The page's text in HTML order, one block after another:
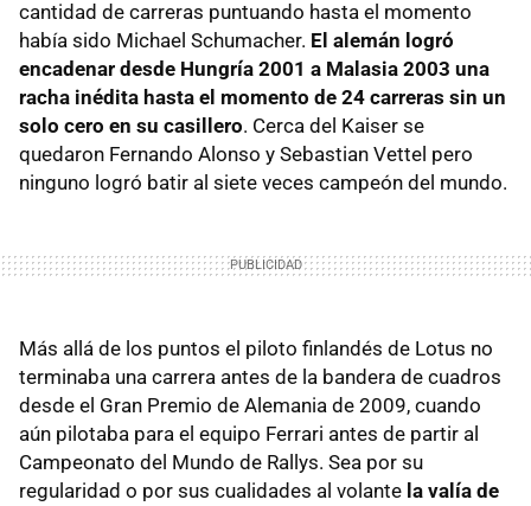
cantidad de carreras puntuando hasta el momento
había sido Michael Schumacher. El alemán logró
encadenar desde Hungría 2001 a Malasia 2003 una
racha inédita hasta el momento de 24 carreras sin un
solo cero en su casillero. Cerca del Kaiser se
quedaron Fernando Alonso y Sebastian Vettel pero
ninguno logró batir al siete veces campeón del mundo.
Más allá de los puntos el piloto finlandés de Lotus no
terminaba una carrera antes de la bandera de cuadros
desde el Gran Premio de Alemania de 2009, cuando
aún pilotaba para el equipo Ferrari antes de partir al
Campeonato del Mundo de Rallys. Sea por su
regularidad o por sus cualidades al volante la valía de